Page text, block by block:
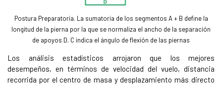
Postura Preparatoria. La sumatoria de los segmentos A + B define la
longitud de la pierna por la que se normaliza el ancho de la separación
de apoyos D. C indica el ángulo de flexión de las piernas
Los análisis estadísticos arrojaron que los mejores
desempeños, en términos de velocidad del vuelo, distancia
recorrida por el centro de masa y desplazamiento más directo